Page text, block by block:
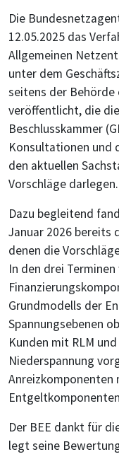
Die
12.05.2025 das
Allgemeinen
unter dem
seitens der
veröffentlicht, die
Beschlusskammer
Konsultationen und
den aktuellen
Vorschläge darlegen.
Dazu begleitend
Januar 2026 bereits
denen die
In den drei
Grundmodells der
Spannungsebenen
Kunden mit RLM
Niederspannung
Anreizkomponenten
Der BEE dankt für
legt seine